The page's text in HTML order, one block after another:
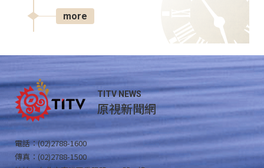
more
TITV NEWS
原視新聞網
電話：(02)2788-1600
傳真：(02)2788-1500